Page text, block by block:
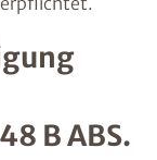
B ABS.